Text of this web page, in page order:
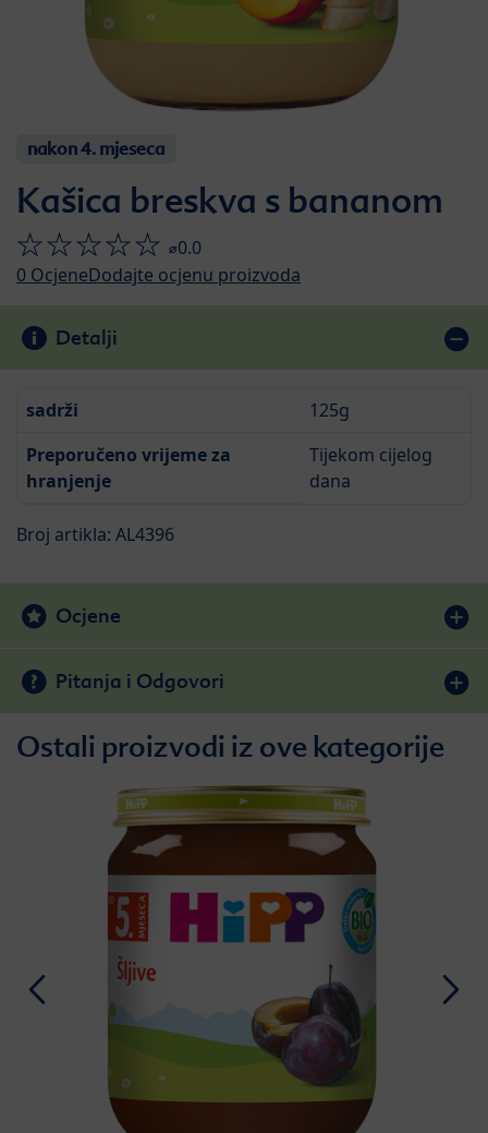
nakon 4. mjeseca
Kašica breskva s bananom
⌀0.0
0 OcjeneDodajte ocjenu proizvoda
Detalji
sadrži
125g
Preporučeno vrijeme za
hranjenje
Tijekom cijelog
dana
Broj artikla: AL4396
Ocjene
Pitanja i Odgovori
Ostali proizvodi iz ove kategorije